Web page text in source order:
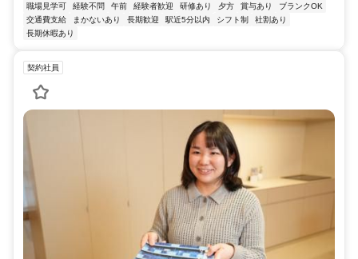
職場見学可
経験不問 午前 経験者歓迎 研修あり 夕方 賞与あり
ブランクOK
交通費支給
まかないあり 長期歓迎 駅近5分以内 シフト制
社割あり
長期休暇あり
契約社員